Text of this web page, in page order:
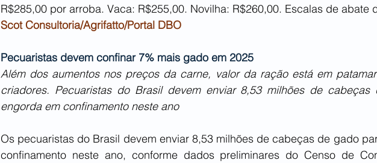
R$285,00 por arroba. Vaca: R$255,00. Novilha: R$260,00. Escalas de abate
Scot Consultoria/Agrifatto/Portal DBO
Pecuaristas devem confinar 7% mais gado em 2025
Além dos aumentos nos preços da carne, valor da ração está em
criadores. Pecuaristas do Brasil devem enviar 8,53 milhões de
engorda em confinamento neste ano
Os pecuaristas do Brasil devem enviar 8,53 milhões de cabeças de gado
confinamento neste ano, conforme dados preliminares do Censo de